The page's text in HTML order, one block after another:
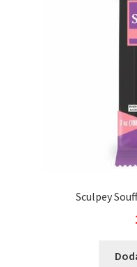
Sculpey